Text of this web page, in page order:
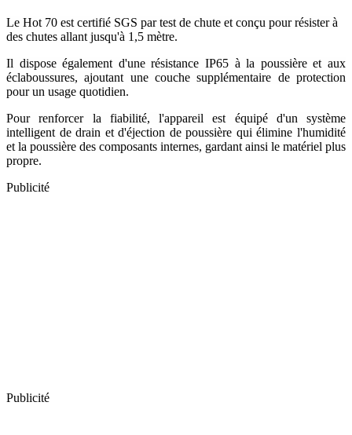
Le Hot 70 est certifié SGS par test de chute et conçu pour résister à
des chutes allant jusqu'à 1,5 mètre.
Il dispose également d'une résistance IP65 à la poussière et aux
éclaboussures, ajoutant une couche supplémentaire de protection
pour un usage quotidien.
Pour renforcer la fiabilité, l'appareil est équipé d'un système
intelligent de drain et d'éjection de poussière qui élimine l'humidité
et la poussière des composants internes, gardant ainsi le matériel plus
propre.
Publicité
Publicité